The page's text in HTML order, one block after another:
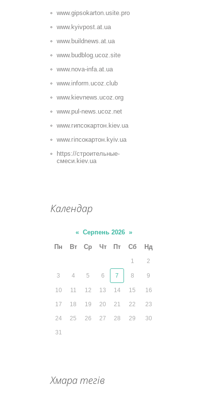
www.gipsokarton.usite.pro
www.kyivpost.at.ua
www.buildnews.at.ua
www.budblog.ucoz.site
www.nova-infa.at.ua
www.inform.ucoz.club
www.kievnews.ucoz.org
www.pul-news.ucoz.net
www.гипсокартон.kiev.ua
www.гіпсокартон.kyiv.ua
https://строительные-
смеси.kiev.ua
Календар
« Серпень 2026 »
Пн
Вт Ср Чт Пт Сб Нд
1 2
3 4 5 6 7 8 9
10 11 12 13 14 15 16
17 18 19 20 21 22 23
24 25 26 27 28 29 30
31
Хмара тегів